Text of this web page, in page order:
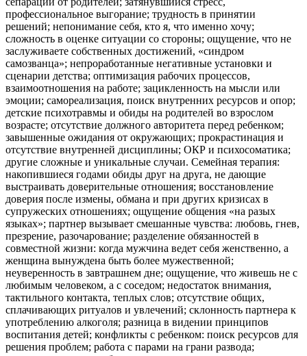
профессиональное выгорание; трудность в принятии
решений; непонимание себя, кто я, что именно хочу;
сложность в оценке ситуации со стороны; ощущение, что не
заслуживаете собственных достижений, «синдром
самозванца»; непроработанные негативные установки и
сценарии детства; оптимизация рабочих процессов,
взаимоотношения на работе; зацикленность на мысли или
эмоции; самореализация, поиск внутренних ресурсов и опор;
детские психотравмы и обиды на родителей во взрослом
возрасте; отсутствие должного авторитета перед ребенком;
завышенные ожидания от окружающих; прокрастинация и
отсутствие внутренней дисциплины; ОКР и психосоматика;
другие сложные и уникальные случаи. Семейная терапия:
накопившиеся годами обиды друг на друга, не дающие
выстраивать доверительные отношения; восстановление
доверия после измены, обмана и при других кризисах в
супружеских отношениях; ощущение общения «на разых
языках»; партнер вызывает смешанные чувства: любовь, гнев,
презрение, разочарование; разделение обязанностей в
совместной жизни: когда мужчина ведет себя женственно, а
женщина вынуждена быть более мужественной;
неуверенность в завтрашнем дне; ощущение, что живешь не с
любимым человеком, а с соседом; недостаток внимания,
тактильного контакта, теплых слов; отсутствие общих,
сплачивающих ритуалов и увлечений; склонность партнера к
употреблению алкоголя; разница в видении принципов
воспитания детей; конфликты с ребенком: поиск ресурсов для
решения проблем; работа с парами на грани развода;